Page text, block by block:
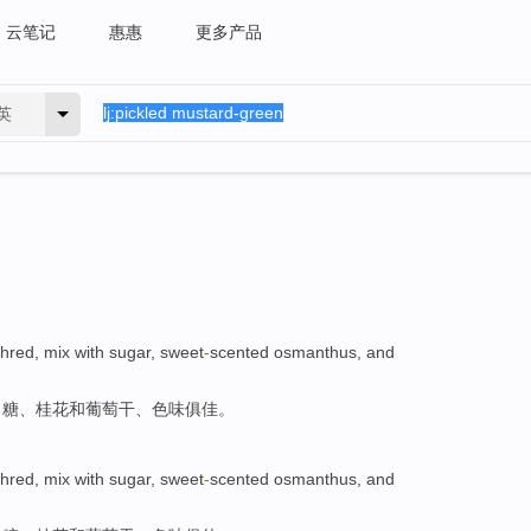
云笔记 惠惠 更多产品
mix with sugar, sweet-scented osmanthus and
桂花和葡萄干 、色味俱佳。
mix with sugar, sweet-scented osmanthus and